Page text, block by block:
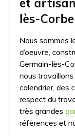
lès-
Nous sommes
d’oeuvre,
Germain-lès-
nous
calendrier, des
respect du
très grandes
références et